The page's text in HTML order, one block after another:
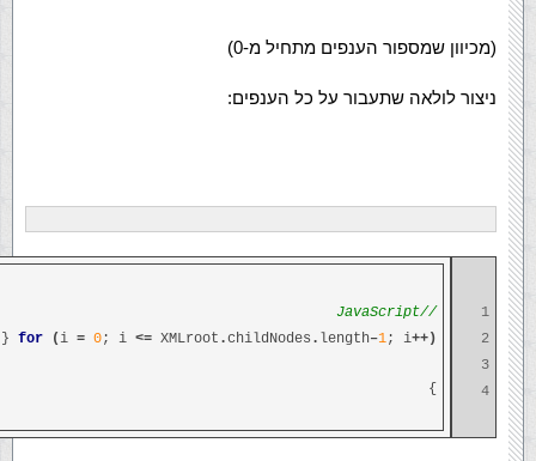
(מכיוון שמספור הענפים מתחיל מ-0)
ניצור לולאה שתעבור על כל הענפים:
1
2
3
4
//JavaScript
for
( i = 0; i <= XMLroot .childNodes . length–1; i++)
{
}